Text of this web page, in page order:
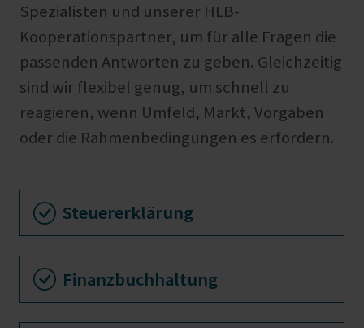
Spezialisten und unserer HLB-
Kooperationspartner, um für alle Fragen die
passenden Antworten zu geben. Gleichzeitig
sind wir flexibel genug, um schnell zu
reagieren, wenn Umfeld, Markt, Vorgaben
oder die Rahmenbedingungen es erfordern.
Steuererklärung
Finanzbuchhaltung